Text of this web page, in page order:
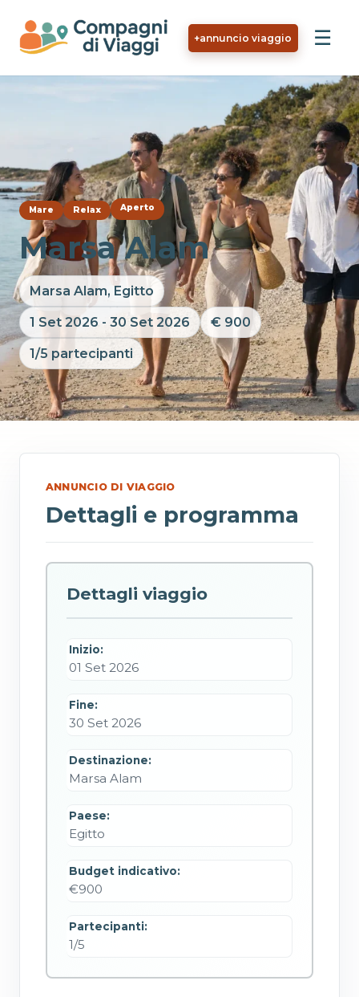
+annuncio viaggio ☰
Mare Relax Aperto
Marsa Alam
Marsa Alam, Egitto
1 Set 2026 - 30 Set 2026 € 900
1/5 partecipanti
ANNUNCIO DI VIAGGIO
Dettagli e programma
Dettagli viaggio
Inizio:
01 Set 2026
Fine:
30 Set 2026
Destinazione:
Marsa Alam
Paese:
Egitto
Budget indicativo:
€900
Partecipanti:
1/5